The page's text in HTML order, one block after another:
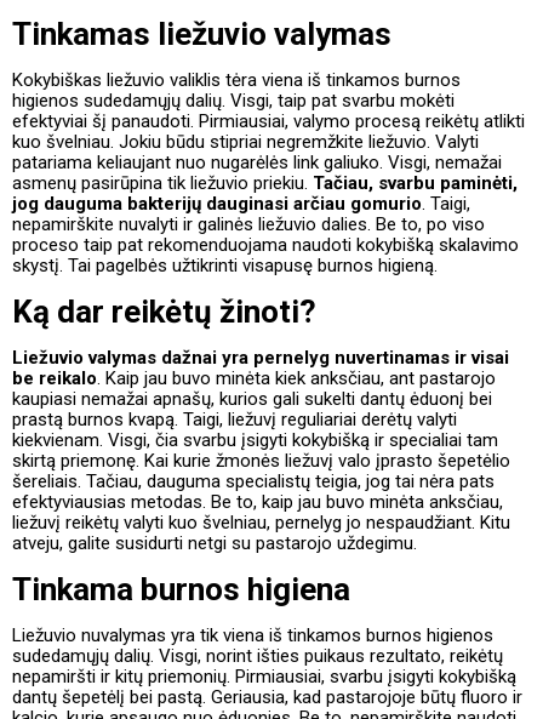
Tinkamas liežuvio valymas
Kokybiškas liežuvio valiklis tėra viena iš tinkamos burnos
higienos sudedamųjų dalių. Visgi, taip pat svarbu mokėti
efektyviai šį panaudoti. Pirmiausiai, valymo procesą reikėtų atlikti
kuo švelniau. Jokiu būdu stipriai negremžkite liežuvio. Valyti
patariama keliaujant nuo nugarėlės link galiuko. Visgi, nemažai
asmenų pasirūpina tik liežuvio priekiu. Tačiau, svarbu paminėti,
jog dauguma bakterijų dauginasi arčiau gomurio. Taigi,
nepamirškite nuvalyti ir galinės liežuvio dalies. Be to, po viso
proceso taip pat rekomenduojama naudoti kokybišką skalavimo
skystį. Tai pagelbės užtikrinti visapusę burnos higieną.
Ką dar reikėtų žinoti?
Liežuvio valymas dažnai yra pernelyg nuvertinamas ir visai
be reikalo. Kaip jau buvo minėta kiek anksčiau, ant pastarojo
kaupiasi nemažai apnašų, kurios gali sukelti dantų ėduonį bei
prastą burnos kvapą. Taigi, liežuvį reguliariai derėtų valyti
kiekvienam. Visgi, čia svarbu įsigyti kokybišką ir specialiai tam
skirtą priemonę. Kai kurie žmonės liežuvį valo įprasto šepetėlio
šereliais. Tačiau, dauguma specialistų teigia, jog tai nėra pats
efektyviausias metodas. Be to, kaip jau buvo minėta anksčiau,
liežuvį reikėtų valyti kuo švelniau, pernelyg jo nespaudžiant. Kitu
atveju, galite susidurti netgi su pastarojo uždegimu.
Tinkama burnos higiena
Liežuvio nuvalymas yra tik viena iš tinkamos burnos higienos
sudedamųjų dalių. Visgi, norint išties puikaus rezultato, reikėtų
nepamiršti ir kitų priemonių. Pirmiausiai, svarbu įsigyti kokybišką
dantų šepetėlį bei pastą. Geriausia, kad pastarojoje būtų fluoro ir